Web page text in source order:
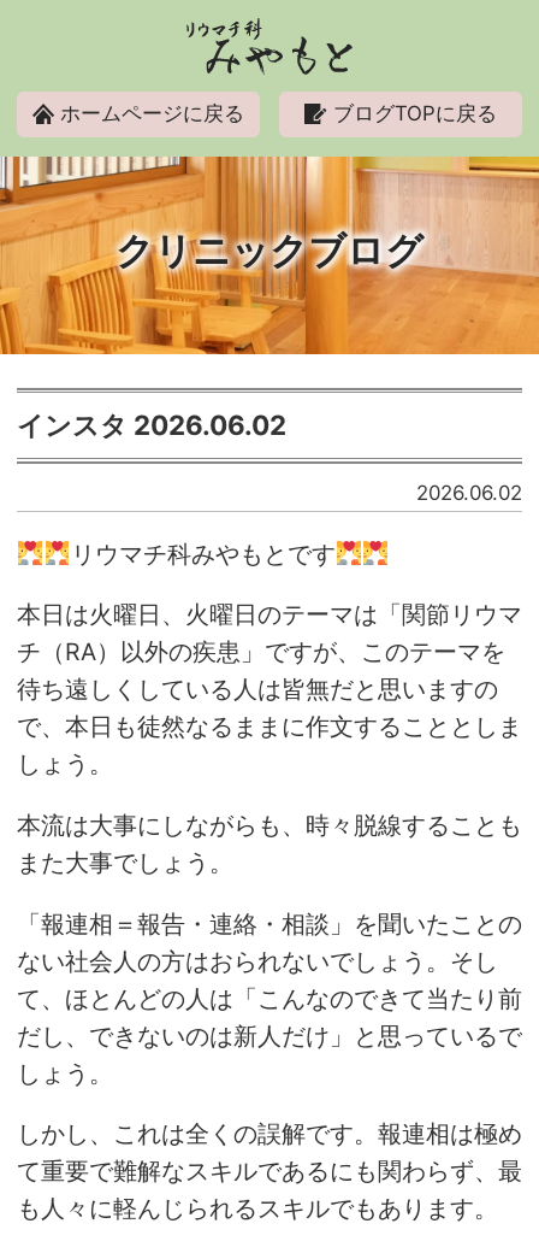
ホームページに戻る ブログTOPに戻る
クリニックブログ
インスタ 2026.06.02
2026.06.02
リウマチ科みやもとです
本日は火曜日、火曜日のテーマは「関節リウマ
チ（RA）以外の疾患」ですが、このテーマを
待ち遠しくしている人は皆無だと思いますの
で、本日も徒然なるままに作文することとしま
しょう。
本流は大事にしながらも、時々脱線することも
また大事でしょう。
「報連相＝報告・連絡・相談」を聞いたことの
ない社会人の方はおられないでしょう。そし
て、ほとんどの人は「こんなのできて当たり前
だし、できないのは新人だけ」と思っているで
しょう。
しかし、これは全くの誤解です。報連相は極め
て重要で難解なスキルであるにも関わらず、最
も人々に軽んじられるスキルでもあります。